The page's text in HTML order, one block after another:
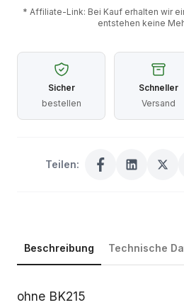
* Affiliate-Link: Bei Kauf erhalten wir
entstehen keine
Sicher
bestellen
Schneller
Versand
Teilen:
Beschreibung Technische
Beschreibung
ohne BK215